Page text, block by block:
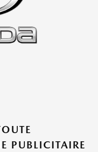
PUBLICITAIRE